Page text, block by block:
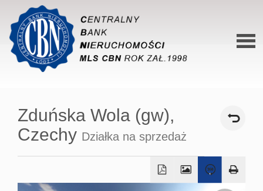
O
Zduńska Wola (gw),
Czechy Działka na sprzedaż